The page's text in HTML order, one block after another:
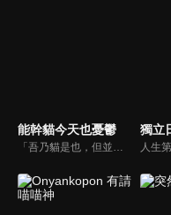
能幹貓今天也憂鬱 獨立